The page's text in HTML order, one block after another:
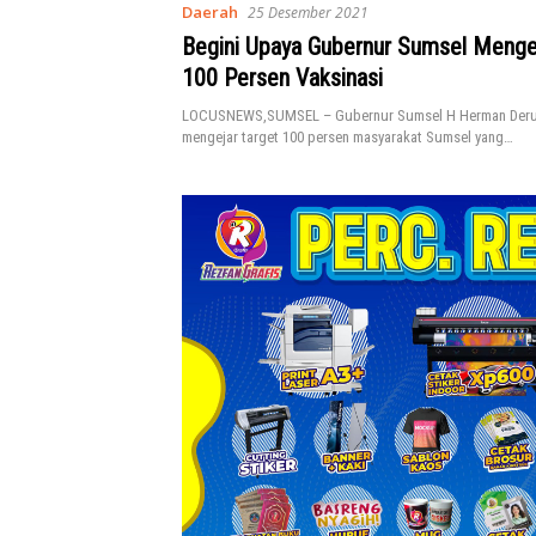
Daerah 25 Desember 2021
Begini Upaya Gubernur Sumsel
100 Persen Vaksinasi
LOCUSNEWS,SUMSEL – Gubernur Sumsel H Herman
mengejar target 100 persen masyarakat Sumsel yang…